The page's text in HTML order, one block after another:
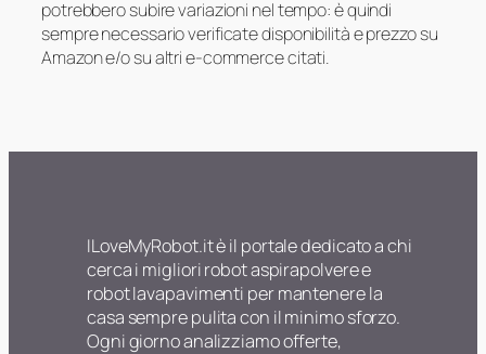
potrebbero subire variazioni nel tempo: è quindi
sempre necessario verificate disponibilità e prezzo su
Amazon e/o su altri e-commerce citati.
ILoveMyRobot.it è il portale dedicato a chi
cerca i migliori robot aspirapolvere e
robot lavapavimenti per mantenere la
casa sempre pulita con il minimo sforzo.
Ogni giorno analizziamo offerte,